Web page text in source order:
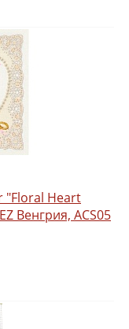
"Floral Heart
Венгрия, ACS05